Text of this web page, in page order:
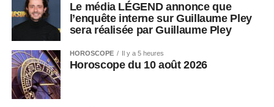
Le média LÉGEND annonce que
l’enquête interne sur Guillaume Pley
sera réalisée par Guillaume Pley
HOROSCOPE Il y a 5 heures
Horoscope du 10 août 2026